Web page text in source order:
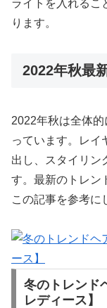
ライトを入れるこ
ります。
2022年秋最
2022年秋は全体
っています。レイ
出し、スタイリン
す。最新のトレン
この記事を参考に
冬のトレンド
レディース】